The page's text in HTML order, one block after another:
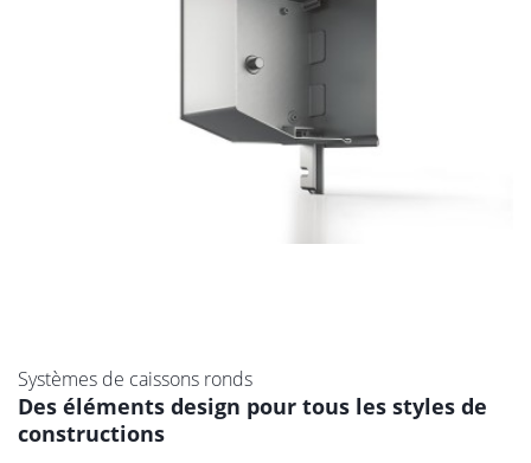
Systèmes de caissons ronds
Des éléments design pour tous les styles de
constructions